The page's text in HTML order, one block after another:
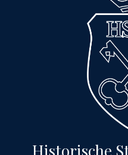
Historische